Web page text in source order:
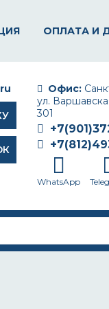
ОПЛАТА И
Офис:
ул.
301
WhatsApp